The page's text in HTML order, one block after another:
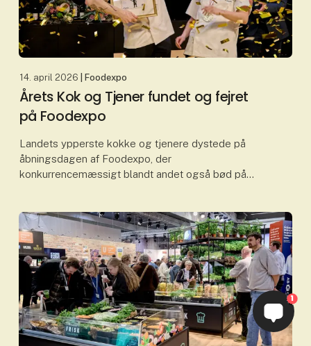
14. april 2026 | Foodexpo
Årets Kok og Tjener fundet og fejret
på Foodexpo
Landets ypperste kokke og tjenere dystede på
åbningsdagen af Foodexpo, der
konkurrencemæssigt blandt andet også bød på
bø
1